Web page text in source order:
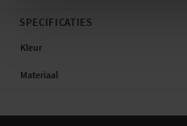
SPECIFICATIES
Kleur
Materiaal